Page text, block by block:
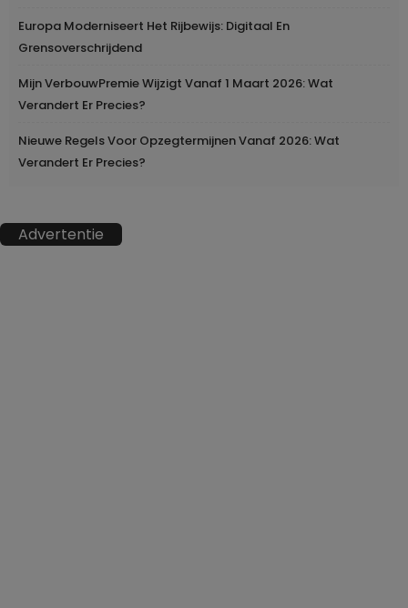
Europa Moderniseert Het Rijbewijs: Digitaal En
Grensoverschrijdend
Mijn VerbouwPremie Wijzigt Vanaf 1 Maart 2026: Wat
Verandert Er Precies?
Nieuwe Regels Voor Opzegtermijnen Vanaf 2026: Wat
Verandert Er Precies?
Advertentie